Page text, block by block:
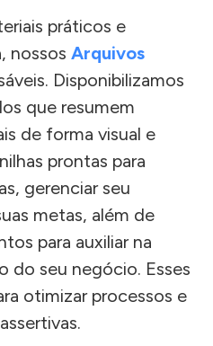
práticos e
nossos Arquivos
Disponibilizamos
que resumem
de forma visual e
prontas para
gerenciar seu
metas, além de
para auxiliar na
do seu negócio. Esses
otimizar processos e